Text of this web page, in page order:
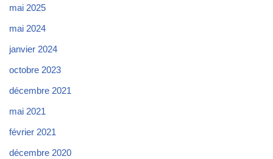
mai 2025
mai 2024
janvier 2024
octobre 2023
décembre 2021
mai 2021
février 2021
décembre 2020